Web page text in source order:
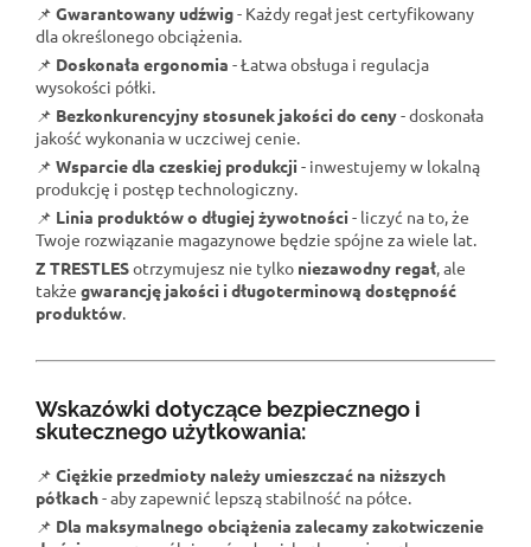
📌 Gwarantowany udźwig- Każdy regał jest certyfikowany
dla określonego obciążenia.
📌 Doskonała ergonomia - Łatwa obsługa i regulacja
wysokości półki.
📌 Bezkonkurencyjny stosunek jakości do ceny- doskonała
jakość wykonania w uczciwej cenie.
📌 Wsparcie dla czeskiej produkcji - inwestujemy w lokalną
produkcję i postęp technologiczny.
📌 Linia produktów o długiej żywotności - liczyć na to, że
Twoje rozwiązanie magazynowe będzie spójne za wiele lat.
Z TRESTLESotrzymujesz nie tylko niezawodny regał , ale
także gwarancję jakości i długoterminową dostępność
produktów
Wskazówki dotyczące bezpiecznego i
skutecznego użytkowania:
📌 Ciężkie przedmioty należy umieszczać na niższych
półkach- aby zapewnić lepszą stabilność na półce.
📌 Dla maksymalnego obciążenia zalecamy zakotwiczenie